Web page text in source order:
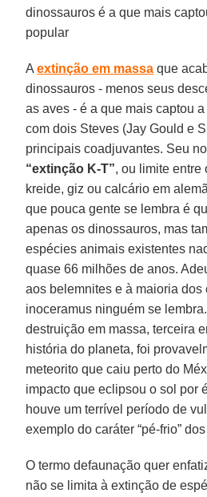
dinossauros é a que mais
popular
Aextinção em massa que
dinossauros - menos seus
as aves - é a que mais captou
com dois Steves (Jay Gould e
principais coadjuvantes. Seu
“extinção K-T”, ou limite entre
kreide, giz ou calcário em
que pouca gente se lembra é
apenas os dinossauros, mas
espécies animais existentes
quase 66 milhões de anos.
aos belemnites e à maioria dos
inoceramus ninguém se
destruição em massa, terceira
história do planeta, foi
meteorito que caiu perto do
impacto que eclipsou o sol por
houve um terrível período de
exemplo do caráter “pé-frio”
O termo defaunação quer
não se limita à extinção de